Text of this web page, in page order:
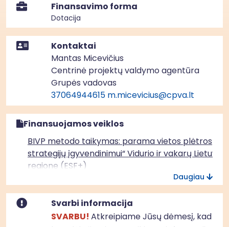
Finansavimo forma
Dotacija
Kontaktai
Mantas Micevičius
Centrinė projektų valdymo agentūra
Grupės vadovas
37064944615 m.micevicius@cpva.lt
Finansuojamos veiklos
BIVP metodo taikymas: parama vietos plėtros
strategijų įgyvendinimui“ Vidurio ir vakarų Lietuvos
regione (ESF+)
Daugiau
Svarbi informacija
SVARBU! Atkreipiame Jūsų dėmesį, kad